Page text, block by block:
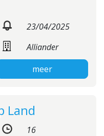
23/04/2025
Alliander
meer
Land
16